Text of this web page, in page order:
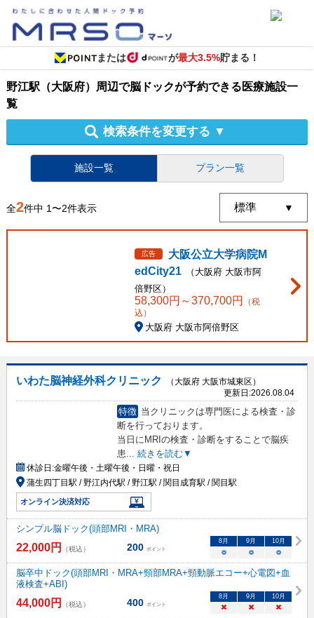
または が最大3.5%貯まる！
野江駅（大阪府）周辺で脳ドックが予約できる医療施設一
覧
検索条件を変更する ▼
施設一覧 プラン一覧
全2件中 1〜2件表示
広告
大阪公立大学病院M
edCity21
（ 大阪府 大阪市阿
倍野区）
58,300円～370,700円
（税
込）
大阪府 大阪市阿倍野区
いわた脳神経外科クリニック
（大阪府 大阪市城東区）
更新日:2026.08.04
特徴 当クリニックは専門医による検査・診
断を行っております。
当日にMRIの検査・診断をすることで脳疾
患... 続きを読む▼
休診日:金曜午後・土曜午後・日曜・祝日
蒲生四丁目駅 / 野江内代駅 / 野江駅 / 関目成育駅 / 関目駅
オンライン決済対応
シンプル脳ドック(頭部MRI・MRA)
22,000円 （税込） 200 ポイント
8月 9月 10月
○ ○ ○
脳卒中ドック(頭部MRI・MRA+頸部MRA+頸動脈エコー+心電図+血
液検査+ABI)
44,000円 （税込） 400 ポイント
8月 9月 10月
× × ×